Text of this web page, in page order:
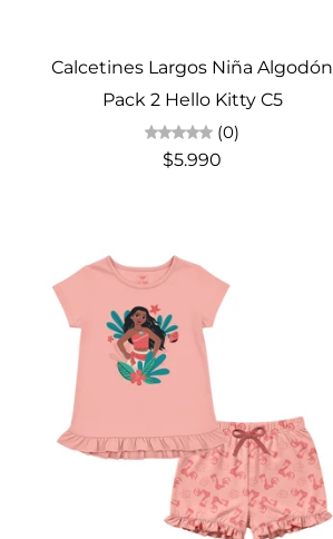
Calcetines Largos Niña Algodón
Pack 2 Hello Kitty C5
(0)
$5.990